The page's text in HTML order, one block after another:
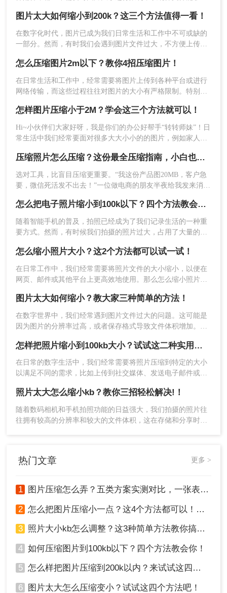
2、点击选择文件上传要压缩的图片。
3、图片除了压缩之外还可以转换输出格式哦，压缩
4、图片上传后点击开始转换。
四、使用操作系统内置工具
大多数现代操作系统都内置了基本的图像处理功
能，您可以利用这些工具来调整图片大小和质量。
1、打开“画图”工具。
4、选择“文件” > “另存为”，保存修改后的图片并检
Mac系统：
2、选择“文件” > “打开”，导入需要压缩的图片。
3、选择“工具” > “调整大小”，减少图片的宽度和高
4、选择“文件” > “导出”，在导出对话框中选择合适
的文件格式和质量，保存修改后的图片并检查文件
大小。
掌握一些有效的图片缩小技巧变得尤为重要。那么上传图片不
超过2M要怎么缩小呢？以下将详细介绍几种实用的方法来帮助
您缩小图片至不超过2M的大小。
图片太大如何缩小到200k？这三个方法值得一看！
在数字化时代，图片已成为我们日常生活和工作中不可或缺的
一部分。然而，有时我们会遇到图片文件过大，不方便上传、
有严格的限制，例如要求图片大小不超过200K。那么，图片太
大如何缩小到200k呢？本文将为您介绍几种有效的缩小图片大
小的方法。
怎么压缩图片2m以下？教你4招压缩图片！
在日常生活和工作中，经常需要将图片上传到各种平台或进行
网络传输，而这些过程往往对图片的大小有严格限制。特别是
就显得尤为重要。那么怎么压缩图片2m以下呢？以下将详细介
绍几种常见的图片压缩方法，帮助您轻松实现图片大小的压
缩。
怎样图片压缩小于2M？学会这三个方法就可以！
Hi~小伙伴们大家好呀，我是你们的办公好帮手“转转师妹”！日
常生活中我们经常要面对很多大大小小的的图片，例如家人朋
图片太大就会导致无法观看或者上传不了，这时候我们就需要
将图片进行压缩，以便下一步的进行。那么问题来了，怎样图
片压缩小于2M呢？接下来我给大家分享一个压缩图片的实用方
法，让我们一起往下看吧~
压缩照片怎么压缩？这份最全压缩指南，小白也能轻松降80%！
选对工具，比盲目压缩更重要。“我这份产品图20MB，客户急
要，微信死活发不出去！”一位做电商的朋友半夜给我发来消
怎么把电子照片缩小到100k以下？四个方法教会你！
随着智能手机的普及，拍照已经成为了我们记录生活的一种重
要方式。然而，有时候我们拍摄的照片过大，占用了大量的存
进行压缩。怎么把电子照片缩小到100k以下呢？下面将介绍几
种常用的方法。
怎么缩小照片大小？这2个方法都可以试一试！
在日常工作中，我们经常需要将照片文件的大小缩小，以便在
网页、邮件或其他平台上更高效地使用。那么怎么缩小照片大
小，同时保持较高的图像质量。
图片太大如何缩小？教大家三种简单的方法！
在数字世界中，我们经常遇到图片文件过大的问题。这可能是
因为图片的分辨率过高，或者保存格式导致文件体积增加。无
备上使用，缩小图片大小都是一项实用的技能。那么图片太大
如何缩小呢？本文将为您介绍几种常用的方法来缩小图片大
小。
怎样把照片缩小到100kb大小？试试这二种实用方法！
在日常的数字生活中，我们经常需要将照片压缩到特定的大小
以满足不同的需求，比如上传到社交媒体、发送电子邮件或节
方法来实现。那么怎样把照片缩小到100kb大小呢？以下是二种
实用的方法来帮助你将照片缩小到这一要求的大小。
照片太大怎么缩小kb？教你三招轻松解决!！
随着数码相机和手机拍照功能的日益强大，我们拍摄的照片往
往拥有较高的分辨率和较大的文件体积，这在存储和分享时可
热门文章 更多 >
1 图片压缩怎么弄？五类方案实测对比，一张表看懂怎么选！
2 怎么把图片压缩小一点？这4个方法都可以！赶紧试试！
3 照片大小kb怎么调整？这3种简单方法教你搞定！
4 如何压缩图片到100kb以下？四个方法教会你！
5 怎么样把图片压缩到200k以内？来试试这四种压缩方法！
6 图片太大怎么压缩变小？试试这四个方法吧！